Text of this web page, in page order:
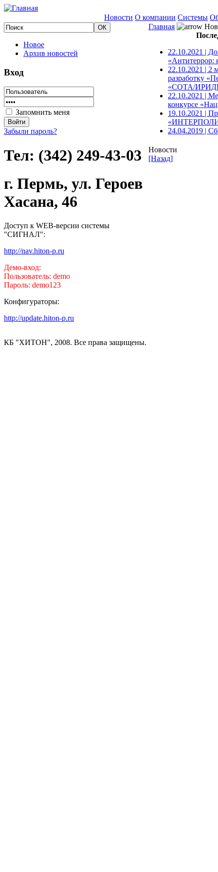
Новости О компании Системы
Новое
Архив новостей
Вход
Запомнить меня
Забыли пароль?
Тел: (342) 249-43-03
г. Пермь, ул. Героев
Хасана, 46
Доступ к WEB-версии системы
"СИГНАЛ":
http://nav.hiton-p.ru
Демо-вход:
Пользователь: demo
Пароль: demo123
Конфигураторы:
http://update.hiton-p.ru
Главная
22.10.2021 |
«Антитеррор:
22.10.2021 | 2
разработку
«СОТА/
22.10.2021 |
конкурсе
19.10.2021 |
24.04.2019 |
Новости
[Назад]
КБ "ХИТОН", 2008. Все права защищены.